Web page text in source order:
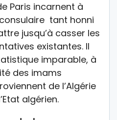
Paris incarnent à
tant honni
jusqu’à casser les
existantes. Il
imparable, à
des imams
de l’Algérie
algérien.